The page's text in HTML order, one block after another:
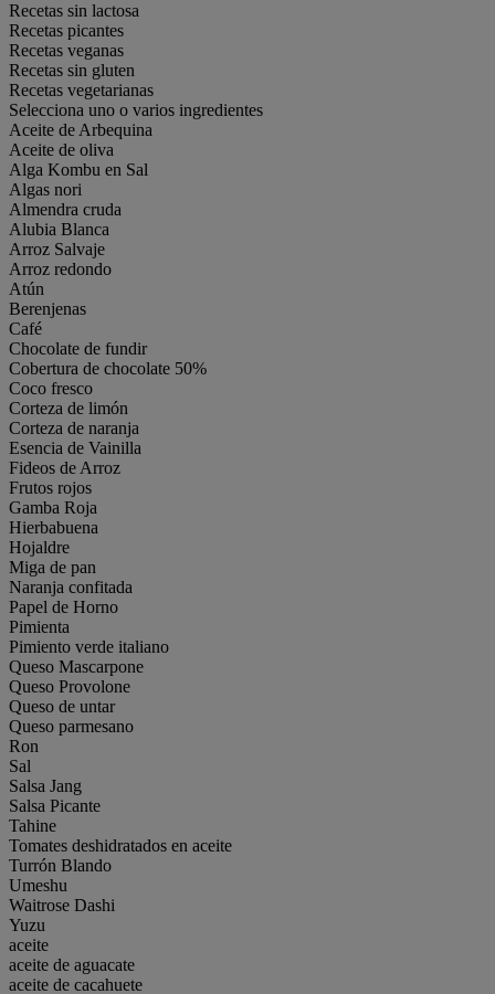
Recetas sin lactosa
Recetas picantes
Recetas veganas
Recetas sin gluten
Recetas vegetarianas
Selecciona uno o varios ingredientes
Aceite de Arbequina
Aceite de oliva
Alga Kombu en Sal
Algas nori
Almendra cruda
Alubia Blanca
Arroz Salvaje
Arroz redondo
Atún
Berenjenas
Café
Chocolate de fundir
Cobertura de chocolate 50%
Coco fresco
Corteza de limón
Corteza de naranja
Esencia de Vainilla
Fideos de Arroz
Frutos rojos
Gamba Roja
Hierbabuena
Hojaldre
Miga de pan
Naranja confitada
Papel de Horno
Pimienta
Pimiento verde italiano
Queso Mascarpone
Queso Provolone
Queso de untar
Queso parmesano
Ron
Sal
Salsa Jang
Salsa Picante
Tahine
Tomates deshidratados en aceite
Turrón Blando
Umeshu
Waitrose Dashi
Yuzu
aceite
aceite de aguacate
aceite de cacahuete